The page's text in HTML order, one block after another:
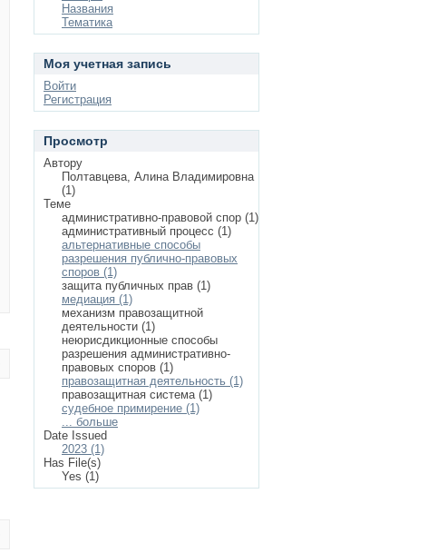
Названия
Тематика
Моя учетная запись
Войти
Регистрация
Просмотр
Автору
Полтавцева, Алина Владимировна
(1)
Теме
административно-правовой спор (1)
административный процесс (1)
альтернативные способы
разрешения публично-правовых
споров (1)
защита публичных прав (1)
медиация (1)
механизм правозащитной
деятельности (1)
неюрисдикционные способы
разрешения административно-
правовых споров (1)
правозащитная деятельность (1)
правозащитная система (1)
судебное примирение (1)
... больше
Date Issued
2023 (1)
Has File(s)
Yes (1)